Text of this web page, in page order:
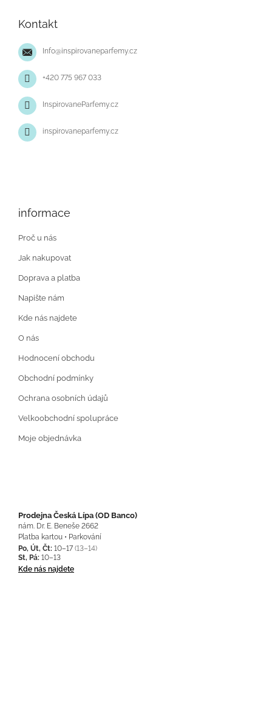
Kontakt
Info@inspirovaneparfemy.cz
+420 775 967 033
InspirovaneParfemy.cz
inspirovaneparfemy.cz
informace
Proč u nás
Jak nakupovat
Doprava a platba
Napište nám
Kde nás najdete
O nás
Hodnocení obchodu
Obchodní podmínky
Ochrana osobních údajů
Velkoobchodní spolupráce
Moje objednávka
Prodejna Česká Lípa (OD Banco)
nám. Dr. E. Beneše 2662
Platba kartou • Parkování
Po, Út, Čt: 10–17 (13–14)
St, Pá: 10–13
Kde nás najdete